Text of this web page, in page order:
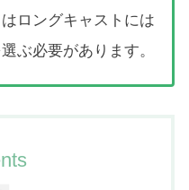
ロングキャストには
ぶ必要があります。